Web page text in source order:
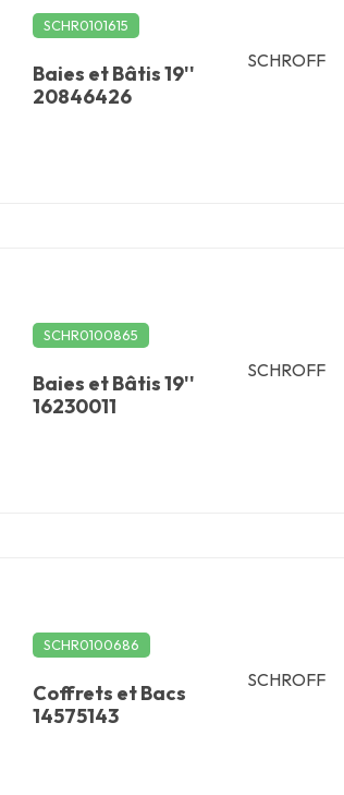
SCHR0101615
Baies et Bâtis 19''
20846426
SCHROFF
SCHR0100865
Baies et Bâtis 19''
16230011
SCHROFF
SCHR0100686
Coffrets et Bacs
14575143
SCHROFF